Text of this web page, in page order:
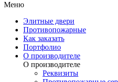
Меню
Элитные двери
Противопожарные
Как заказать
Портфолио
О производителе
О производителе
Реквизиты